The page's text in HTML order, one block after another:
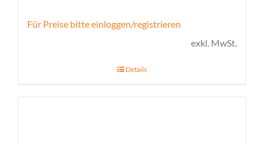
Für Preise bitte einloggen/registrieren
exkl. MwSt.
Details